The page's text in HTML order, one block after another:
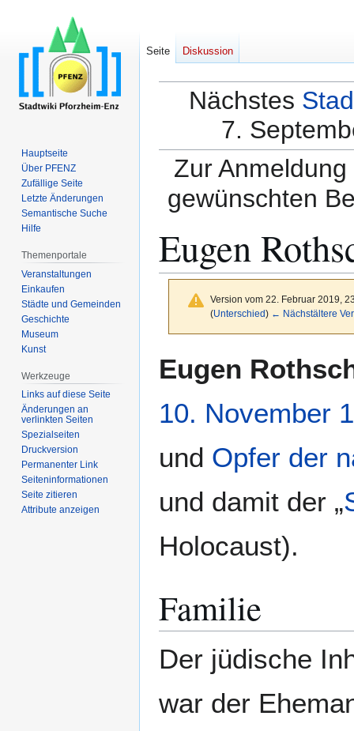
Nächstes
7.
Zur
gewünschten
Eugen
Version vom 22. Februar 2019,
(Unterschied) ← Nächstältere
Navigation
Suche
Eugen
10. November
und Opfer der
und damit der „
Holocaust).
Familie
Der jüdische
war der
Seite Diskussion
Hauptseite
Über PFENZ
Zufällige Seite
Letzte Änderungen
Semantische Suche
Hilfe
Themenportale
Veranstaltungen
Einkaufen
Städte und Gemeinden
Geschichte
Museum
Kunst
Werkzeuge
Links auf diese Seite
Änderungen an
verlinkten Seiten
Spezialseiten
Druckversion
Permanenter Link
Seiten­­informationen
Seite zitieren
Attribute anzeigen